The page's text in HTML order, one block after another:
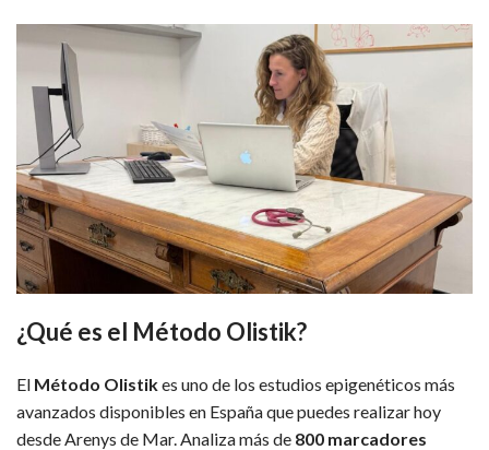
¿Qué es el Método Olistik?
El Método Olistikes uno de los estudios epigenéticos más
avanzados disponibles en España que puedes realizar hoy
desde Arenys de Mar. Analiza más de 800 marcadores